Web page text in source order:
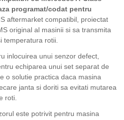
programat/codat pentru
aftermarket compatibil, proiectat
original al masinii si sa transmita
temperatura rotii.
inlocuirea unui senzor defect,
echiparea unui set separat de
o solutie practica daca masina
janta si doriti sa evitati mutarea
roti.
este potrivit pentru masina